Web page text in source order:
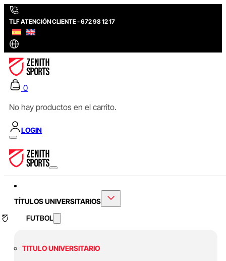
TLF ATENCIÓN CLIENTE - 672 98 12 17
0
No hay productos en el carrito.
LOGIN
TÍTULOS UNIVERSITARIOS
FUTBOL
TITULO UNIVERSITARIO